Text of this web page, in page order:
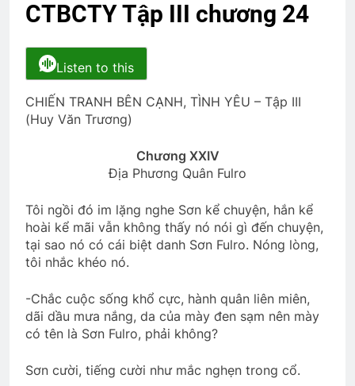
TẾT, LẠI NHỚ ĐÀ LẠT
3 Years Ago
MÃI MÃI (Forever)
3 Years Ago
Nhớ Thông đầu núi
Mùa Xuân Tình Yêu
Em vẫn là mùa Xuân
Đoàn PNLV thăm viếng quý NT Bắc Cali
CTBCTY Tập III chương 24
Listen to this
CHIẾN TRANH BÊN CẠNH, TÌNH YÊU – Tập III
(Huy Văn Trương)
Chương XXIV
Địa Phương Quân Fulro
Tôi ngồi đó im lặng nghe Sơn kể chuyện, hắn kể
hoài kể mãi vẫn không thấy nó nói gì đến chuyện,
tại sao nó có cái biệt danh Sơn Fulro. Nóng lòng,
tôi nhắc khéo nó.
-Chắc cuộc sống khổ cực, hành quân liên miên,
dãi dầu mưa nắng, da của mày đen sạm nên mày
có tên là Sơn Fulro, phải không?
Sơn cười, tiếng cười như mắc nghẹn trong cổ.